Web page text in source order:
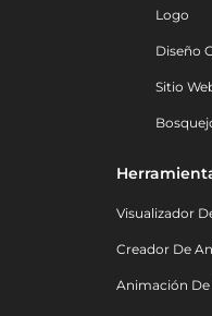
Logo
Diseño
Sitio
Visualizador
Creador De
Animación De